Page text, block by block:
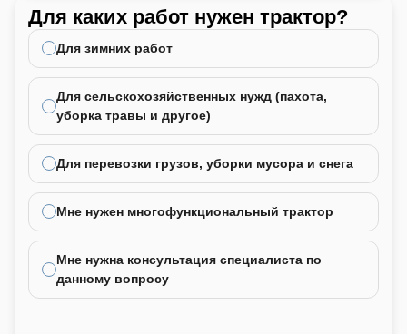
Для каких работ нужен трактор?
Для зимних работ
Для сельскохозяйственных нужд (пахота,
уборка травы и другое)
Для перевозки грузов, уборки мусора и снега
Мне нужен многофункциональный трактор
Мне нужна консультация специалиста по
данному вопросу